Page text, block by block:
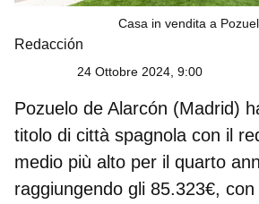
Casa in vendita a
Redacción
24 Ottobre 2024, 9:00
Pozuelo de Alarcón (Madrid)
titolo di città spagnola con il
medio più alto per il quarto
raggiungendo gli 85.323€,